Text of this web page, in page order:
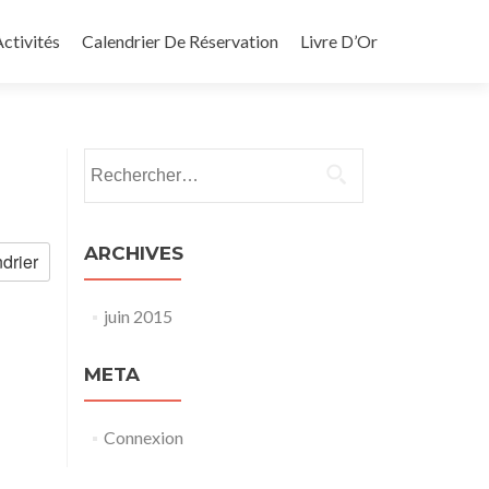
Calendrier De Réservation Livre D’Or
ARCHIVES
juin 2015
META
Connexion